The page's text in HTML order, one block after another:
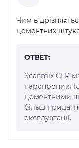
Чим
цементних
ОТВЕТ:
Scanmix CLP
цементними
більш
експлуатації.